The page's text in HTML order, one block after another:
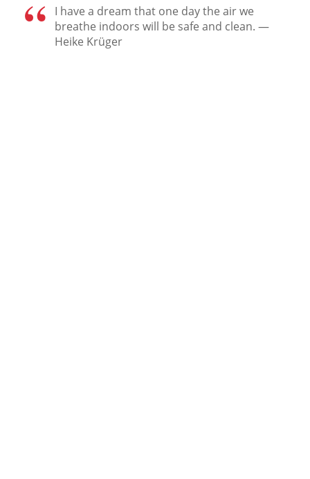
I have a dream that one day the air we
breathe indoors will be safe and clean. —
Heike Krüger